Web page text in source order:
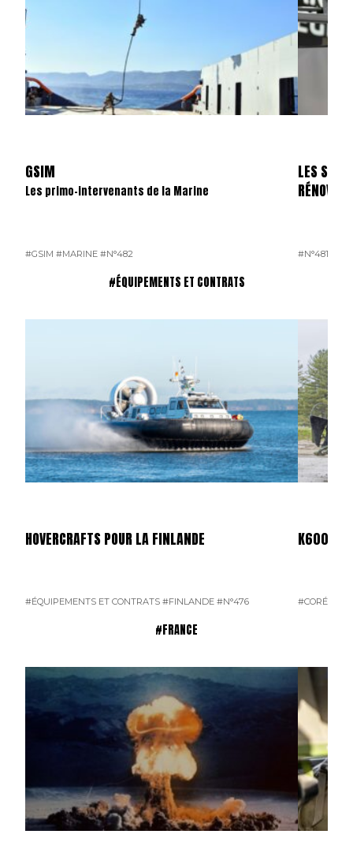
GSIM
Les primo-intervenants de la Marine
#GSIM #MARINE #N°482
LES
RÉNOVÉS
#N°481
#ÉQUIPEMENTS ET CONTRATS
HOVERCRAFTS POUR LA FINLANDE
#ÉQUIPEMENTS ET CONTRATS #FINLANDE #N°476
K600
#CORÉE DU
#FRANCE